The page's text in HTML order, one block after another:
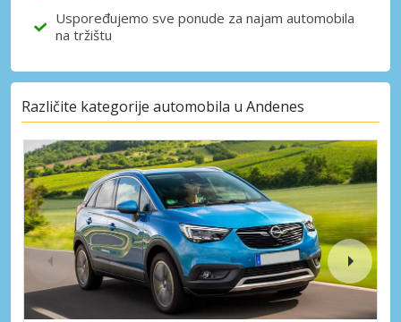
Uspoređujemo sve ponude za najam automobila
na tržištu
Različite kategorije automobila u Andenes